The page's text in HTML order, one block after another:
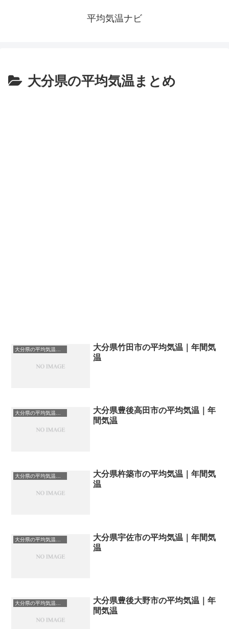
平均気温ナビ
大分県の平均気温まとめ
大分県竹田市の平均気温｜年間気
温
大分県豊後高田市の平均気温｜年
間気温
大分県の平均気温まとめ
大分県杵築市の平均気温｜年間気
温
大分県宇佐市の平均気温｜年間気
温
大分県豊後大野市の平均気温｜年
間気温